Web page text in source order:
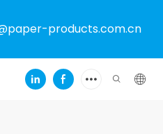
products.com.cn